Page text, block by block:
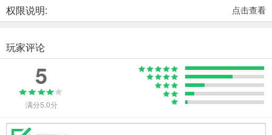
权限说明: 点击查看
玩家评论
5
满分5.0分